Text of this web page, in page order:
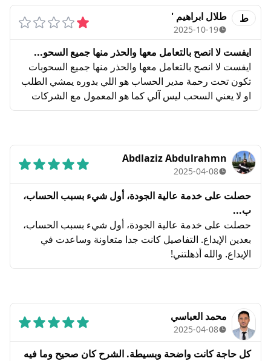
ساعات. ​لقد قمت بتصعيد القضية رسمياً للجهات الرقابية
الدولية: ​هيئة السلوك المالي البريطانية (FCA): رقم البلاغ
211998755. ​الأمبودسمان المالي (FAIS): رقم القضية
FAIS-124272-25/26. ​أحذر الجميع من التعامل مع هذه
الشركة، وأرفق لإدارة الموقع كافة الأدلة التي تثبت تصفير
الحساب المتعمد
ط طلال ابراهيم '
2025-10-19
ايفست لا انصح بالتعامل معها والحذر منها جميع السحو...
ايفست لا انصح بالتعامل معها والحذر منها جميع السحوبات
تكون تحت رحمة مدير الحساب هو اللي بدوره يمشي الطلب
او لا يعني السحب ليس آلي كما هو المعمول مع الشركات
الاخرى كذلك الشركة يوجد بها مدير حساب سيء التعامل
وخطاباتك التي ترسلها للشركة او مسؤوليها تصل لمدير
الحساب الذي بدوره يهملها كذلك جميع التعليقات التي تحت
التطبيق التابع لهم تحذر منهم فكيف تضعوها ضمن الخيارات
الامنة امل حل مشكلتي والافادة وشكرا
Abdlaziz Abdulrahmn
2025-04-08
حصلت على خدمة عالية الجودة، أول شيء بسبب الحساب،
ب...
حصلت على خدمة عالية الجودة، أول شيء بسبب الحساب،
بعدين الإيداع. التفاصيل كانت جدا متعاونة وساعدت في
الإبداع. والله أذهلتني!
محمد العباسي
2025-04-08
كل حاجة كانت واضحة وبسيطة. الشرح كان صحيح وما فيه